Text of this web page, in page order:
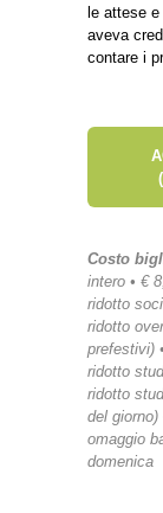
le attese
aveva
contare i
Costo
intero • €
ridotto
ridotto
prefestivi)
ridotto
ridotto
del giorno)
omaggio
domenica